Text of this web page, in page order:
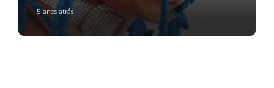
5 anos atrás